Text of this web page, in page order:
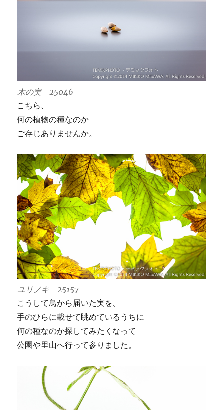
木の実 25046
こちら、
何の植物の種なのか
ご存じありませんか。
ユリノキ 25157
こうして鳥から届いた実を、
手のひらに載せて眺めているうちに
何の種なのか探してみたくなって
公園や里山へ行って参りました。